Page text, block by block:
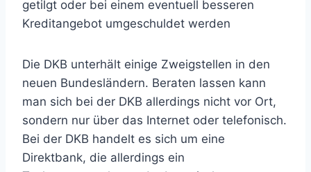
getilgt oder bei einem eventuell besseren
Kreditangebot umgeschuldet werden
Die DKB unterhält einige Zweigstellen in den
neuen Bundesländern. Beraten lassen kann
man sich bei der DKB allerdings nicht vor Ort,
sondern nur über das Internet oder telefonisch.
Bei der DKB handelt es sich um eine
Direktbank, die allerdings ein